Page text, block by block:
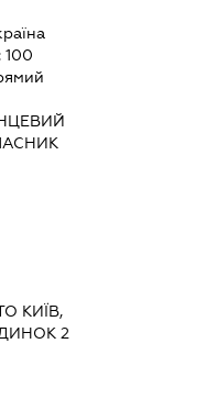
100
КИЇВ,
2